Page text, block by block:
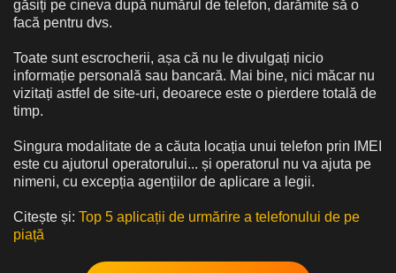
găsiți pe cineva după numărul de telefon, darămite să o
facă pentru dvs.
Toate sunt escrocherii, așa că nu le divulgați nicio
informație personală sau bancară. Mai bine, nici măcar nu
vizitați astfel de site-uri, deoarece este o pierdere totală de
timp.
Singura modalitate de a căuta locația unui telefon prin IMEI
este cu ajutorul operatorului... și operatorul nu va ajuta pe
nimeni, cu excepția agențiilor de aplicare a legii.
Citește și: Top 5 aplicații de urmărire a telefonului de pe
piață